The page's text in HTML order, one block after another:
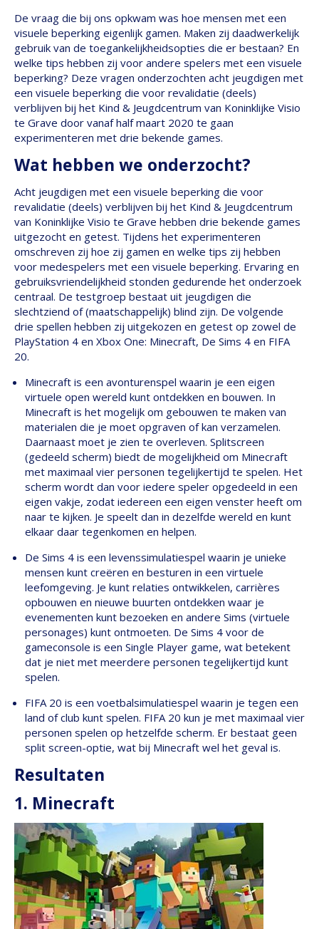
De vraag die bij ons opkwam was hoe mensen met een
visuele beperking eigenlijk gamen. Maken zij daadwerkelijk
gebruik van de toegankelijkheidsopties die er bestaan? En
welke tips hebben zij voor andere spelers met een visuele
beperking? Deze vragen onderzochten acht jeugdigen met
een visuele beperking die voor revalidatie (deels)
verblijven bij het Kind & Jeugdcentrum van Koninklijke Visio
te Grave door vanaf half maart 2020 te gaan
experimenteren met drie bekende games.
Wat hebben we onderzocht?
Acht jeugdigen met een visuele beperking die voor
revalidatie (deels) verblijven bij het Kind & Jeugdcentrum
van Koninklijke Visio te Grave hebben drie bekende games
uitgezocht en getest. Tijdens het experimenteren
omschreven zij hoe zij gamen en welke tips zij hebben
voor medespelers met een visuele beperking. Ervaring en
gebruiksvriendelijkheid stonden gedurende het onderzoek
centraal. De testgroep bestaat uit jeugdigen die
slechtziend of (maatschappelijk) blind zijn. De volgende
drie spellen hebben zij uitgekozen en getest op zowel de
PlayStation 4 en Xbox One: Minecraft, De Sims 4 en FIFA
20.
Minecraft is een avonturenspel waarin je een eigen
virtuele open wereld kunt ontdekken en bouwen. In
Minecraft is het mogelijk om gebouwen te maken van
materialen die je moet opgraven of kan verzamelen.
Daarnaast moet je zien te overleven. Splitscreen
(gedeeld scherm) biedt de mogelijkheid om Minecraft
met maximaal vier personen tegelijkertijd te spelen. Het
scherm wordt dan voor iedere speler opgedeeld in een
eigen vakje, zodat iedereen een eigen venster heeft om
naar te kijken. Je speelt dan in dezelfde wereld en kunt
elkaar daar tegenkomen en helpen.
De Sims 4 is een levenssimulatiespel waarin je unieke
mensen kunt creëren en besturen in een virtuele
leefomgeving. Je kunt relaties ontwikkelen, carrières
opbouwen en nieuwe buurten ontdekken waar je
evenementen kunt bezoeken en andere Sims (virtuele
personages) kunt ontmoeten. De Sims 4 voor de
gameconsole is een Single Player game, wat betekent
dat je niet met meerdere personen tegelijkertijd kunt
spelen.
FIFA 20 is een voetbalsimulatiespel waarin je tegen een
land of club kunt spelen. FIFA 20 kun je met maximaal vier
personen spelen op hetzelfde scherm. Er bestaat geen
split screen-optie, wat bij Minecraft wel het geval is.
Resultaten
1. Minecraft